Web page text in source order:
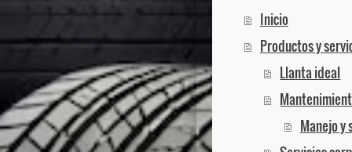
Inicio
Productos y
Llanta ideal
Manejo y